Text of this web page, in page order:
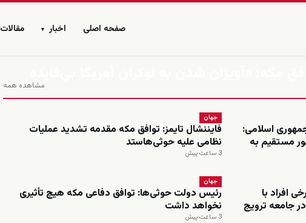
صفحه اصلی اخبار ▾ مقالات
مشاهده همه
مکه؛ «آویزان شدن به نوکران آمریکا بی‌فایده
اسلامی:
مستقیم به
جهان
فایننشال تایمز: توافق مکه مقدمه تشدید عملیات
نظامی علیه حوثی‌هاستد
3 ساعت پیش
افراد با
جامعه ترویج
جهان
رئیس دولت حوثی‌ها: توافق دفاعی مکه هیچ تأثیری
نخواهد داشت
3 ساعت پیش